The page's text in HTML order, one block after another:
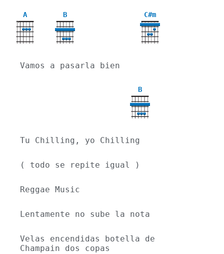
A
X
B C#m
4
Vamos a pasarla bien
B
Tu Chilling, yo Chilling
( todo se repite igual )
Reggae Music
Lentamente no sube la nota
Velas encendidas botella de
Champain dos copas